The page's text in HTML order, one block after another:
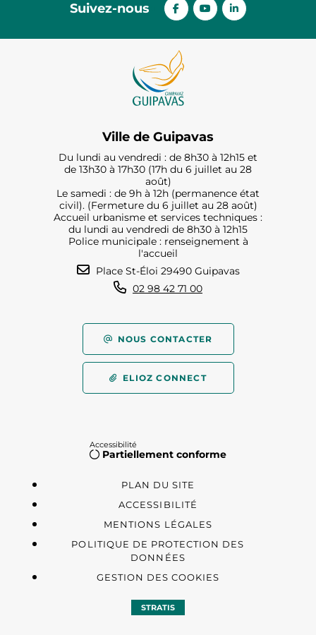
Suivez-nous
Ville de Guipavas
Du lundi au vendredi : de 8h30 à 12h15 et
de 13h30 à 17h30 (17h du 6 juillet au 28
août)
Le samedi : de 9h à 12h (permanence état
civil). (Fermeture du 6 juillet au 28 août)
Accueil urbanisme et services techniques :
du lundi au vendredi de 8h30 à 12h15
Police municipale : renseignement à
l'accueil
Place St-Éloi 29490 Guipavas
02 98 42 71 00
NOUS CONTACTER
ELIOZ CONNECT
Accessibilité
Partiellement conforme
PLAN DU SITE
ACCESSIBILITÉ
MENTIONS LÉGALES
POLITIQUE DE PROTECTION DES
DONNÉES
GESTION DES COOKIES
STRATIS